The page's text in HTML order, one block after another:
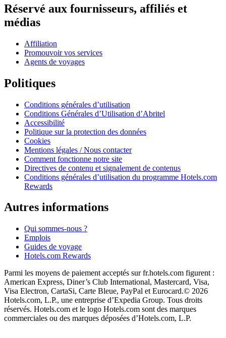
Réservé aux fournisseurs, affiliés et
médias
Affiliation
Promouvoir vos services
Agents de voyages
Politiques
Conditions générales d’utilisation
Conditions Générales d’Utilisation d’Abritel
Accessibilité
Politique sur la protection des données
Cookies
Mentions légales / Nous contacter
Comment fonctionne notre site
Directives de contenu et signalement de contenus
Conditions générales d’utilisation du programme Hotels.com
Rewards
Autres informations
Qui sommes-nous ?
Emplois
Guides de voyage
Hotels.com Rewards
Parmi les moyens de paiement acceptés sur fr.hotels.com figurent :
American Express, Diner’s Club International, Mastercard, Visa,
Visa Electron, CartaSi, Carte Bleue, PayPal et Eurocard.© 2026
Hotels.com, L.P., une entreprise d’Expedia Group. Tous droits
réservés. Hotels.com et le logo Hotels.com sont des marques
commerciales ou des marques déposées d’Hotels.com, L.P.